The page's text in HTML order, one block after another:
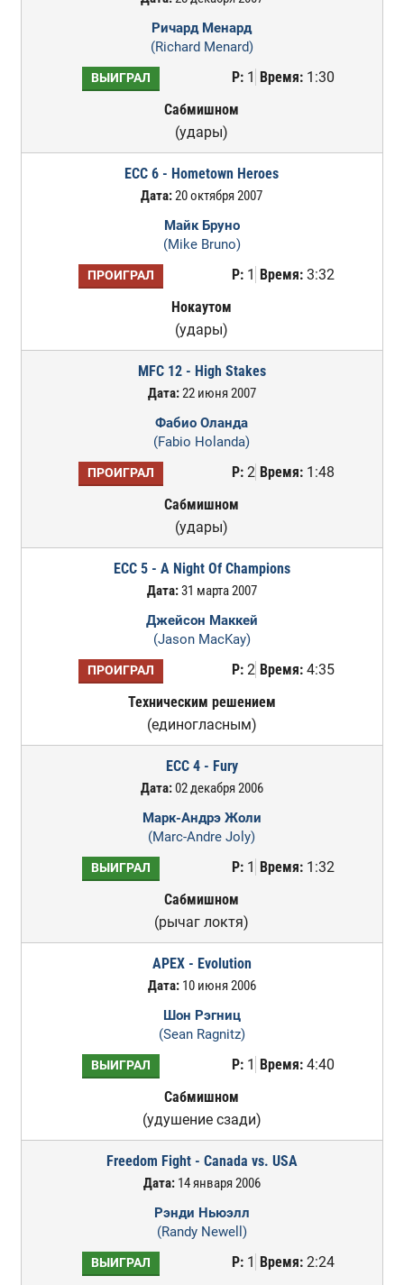
Ричард Менард
(Richard Menard)
ВЫИГРАЛ Р:1 Время:1:30
Сабмишном
(удары)
ECC 6 - Hometown Heroes
Дата:20 октября 2007
Майк Бруно
(Mike Bruno)
ПРОИГРАЛ Р:1 Время:3:32
Нокаутом
(удары)
MFC 12 - High Stakes
Дата:22 июня 2007
Фабио Оланда
(Fabio Holanda)
ПРОИГРАЛ Р:2 Время:1:48
Сабмишном
(удары)
ECC 5 - A Night Of Champions
Дата:31 марта 2007
Джейсон Маккей
(Jason MacKay)
ПРОИГРАЛ Р:2 Время:4:35
Техническим решением
(единогласным)
ECC 4 - Fury
Дата:02 декабря 2006
Марк-Андрэ Жоли
(Marc-Andre Joly)
ВЫИГРАЛ Р:1 Время:1:32
Сабмишном
(рычаг локтя)
APEX - Evolution
Дата:10 июня 2006
Шон Рэгниц
(Sean Ragnitz)
ВЫИГРАЛ Р:1 Время:4:40
Сабмишном
(удушение сзади)
Freedom Fight - Canada vs. USA
Дата:14 января 2006
Рэнди Ньюэлл
(Randy Newell)
ВЫИГРАЛ Р:1 Время:2:24